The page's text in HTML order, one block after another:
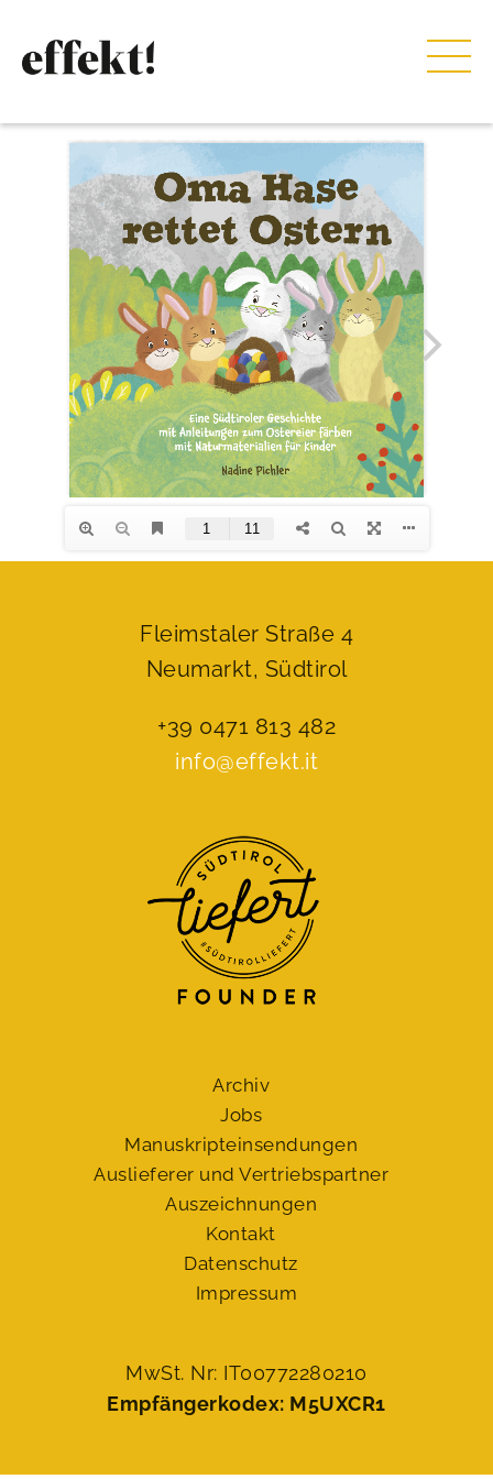
Fleimstaler Straße 4
Neumarkt, Südtirol
+39 0471 813 482
info@effekt.it
Archiv
Jobs
Manuskript­einsendungen
Auslieferer und Vertriebspartner
Auszeichnungen
Kontakt
Datenschutz
Impressum
MwSt. Nr: IT00772280210
Empfängerkodex: M5UXCR1